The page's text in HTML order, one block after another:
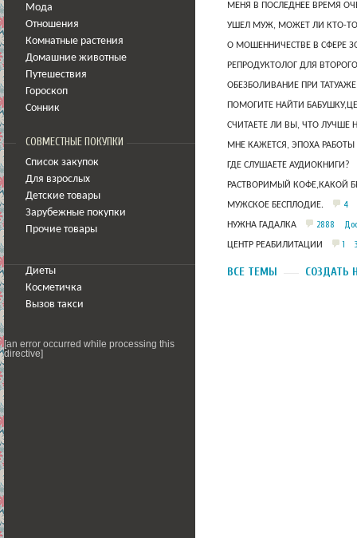
Мода
Отношения
Комнатные растения
Домашние животные
Путешествия
Гороскоп
Сонник
СОВМЕСТНЫЕ ПОКУПКИ
Список закупок
Для взрослых
Детские товары
Зарубежные покупки
Прочие товары
Диеты
Косметичка
Вызов такси
[an error occurred while processing this
directive]
МЕНЯ В ПОСЛЕДНЕЕ ВРЕМЯ
УШЕЛ МУЖ, МОЖЕТ ЛИ КТО-ТО
О МОШЕННИЧЕСТВЕ В СФЕРЕ
РЕПРОДУКТОЛОГ ДЛЯ
ОБЕЗБОЛИВАНИЕ ПРИ
ПОМОГИТЕ НАЙТИ
СЧИТАЕТЕ ЛИ ВЫ, ЧТО ЛУЧШЕ
МНЕ КАЖЕТСЯ, ЭПОХА
ГДЕ СЛУШАЕТЕ АУДИОКНИГИ?
РАСТВОРИМЫЙ КОФЕ,КАКОЙ
МУЖСКОЕ БЕСПЛОДИЕ. 4
НУЖНА ГАДАЛКА 2888
ЦЕНТР РЕАБИЛИТАЦИИ 1
ВСЕ ТЕМЫ СОЗДАТЬ